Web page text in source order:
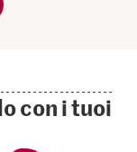
con i tuoi